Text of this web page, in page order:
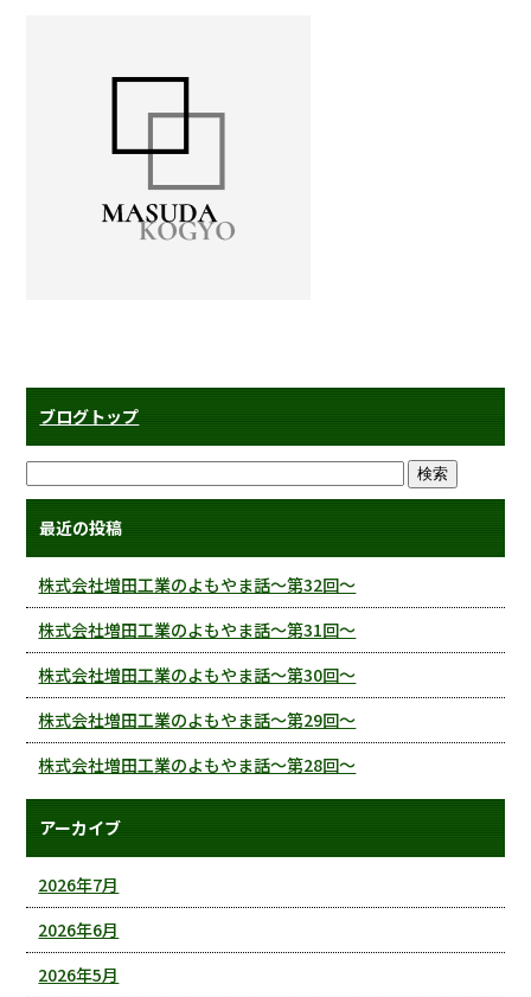
ブログトップ
最近の投稿
株式会社増田工業のよもやま話～第32回～
株式会社増田工業のよもやま話～第31回～
株式会社増田工業のよもやま話～第30回～
株式会社増田工業のよもやま話～第29回～
株式会社増田工業のよもやま話～第28回～
アーカイブ
2026年7月
2026年6月
2026年5月